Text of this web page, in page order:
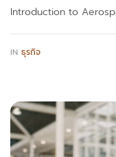
Introduction to
IN ธุรกิจ